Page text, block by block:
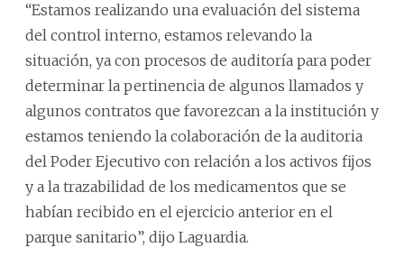
“Estamos realizando una evaluación del sistema
del control interno, estamos relevando la
situación, ya con procesos de auditoría para poder
determinar la pertinencia de algunos llamados y
algunos contratos que favorezcan a la institución y
estamos teniendo la colaboración de la auditoria
del Poder Ejecutivo con relación a los activos fijos
y a la trazabilidad de los medicamentos que se
habían recibido en el ejercicio anterior en el
parque sanitario”, dijo Laguardia.